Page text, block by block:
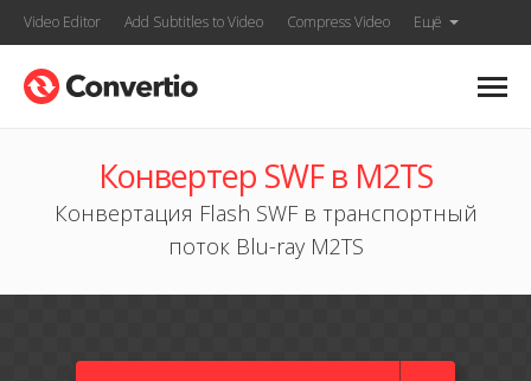
Video Editor Add Subtitles to Video Compress Video Ещё
Конвертер SWF в M2TS
Конвертация Flash SWF в транспортный
поток Blu-ray M2TS